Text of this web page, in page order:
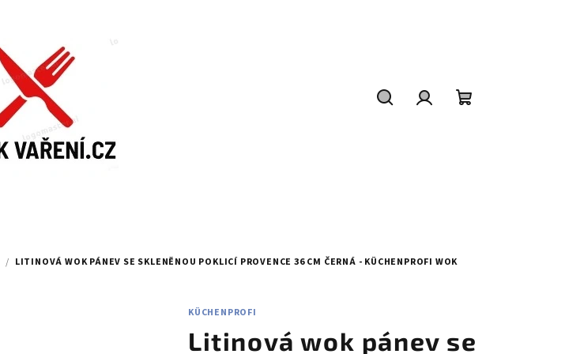
/ LITINOVÁ WOK PÁNEV SE SKLENĚNOU POKLICÍ PROVENCE 36 CM ČERNÁ - KÜCHENPROFI WOK
KÜCHENPROFI
Litinová wok pánev se